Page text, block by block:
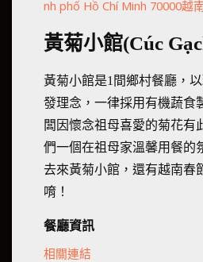
nh phố Hồ Chí Minh 70000越
黃菊小館(Cúc
黃菊小館是1間鄉村餐廳，
發理念，一律採用有機蔬食
闆因懷念祖母喜愛的菊花有
們一個在祖母家溫馨用餐的
去來黃菊小館，還有越南春
唷！
餐廳資訊
相關連結